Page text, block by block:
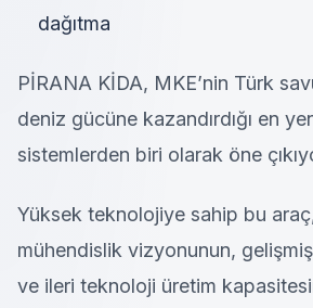
dağıtma
PİRANA KİDA, MKE’nin Türk
deniz gücüne kazandırdığı en
sistemlerden biri olarak öne
Yüksek teknolojiye sahip bu
mühendislik vizyonunun, gelişmiş
ve ileri teknoloji üretim